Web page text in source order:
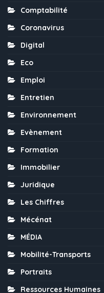
Comptabilité
Coronavirus
Digital
Eco
Emploi
Entretien
Environnement
Evènement
Formation
Immobilier
Juridique
Les Chiffres
Mécénat
MÉDIA
Mobilité-Transports
Portraits
Ressources Humaines